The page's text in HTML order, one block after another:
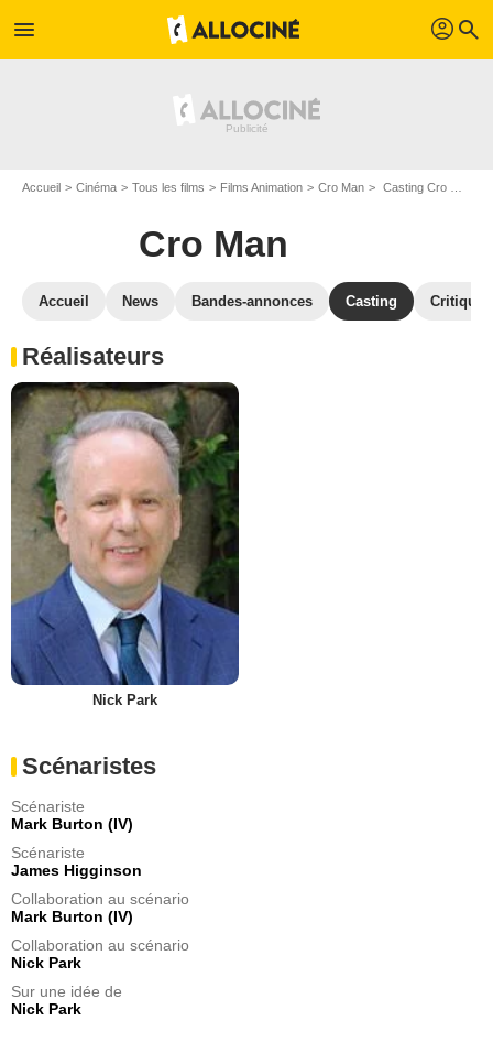
menu profil search
Accueil Cinéma Tous les films Films Animation Cro Man Casting Cro Man
Cro Man
Accueil News Bandes-annonces Casting
Réalisateurs
Nick Park
Scénaristes
Scénariste
Mark Burton (IV)
Scénariste
James Higginson
Collaboration au scénario
Mark Burton (IV)
Collaboration au scénario
Nick Park
Sur une idée de
Nick Park